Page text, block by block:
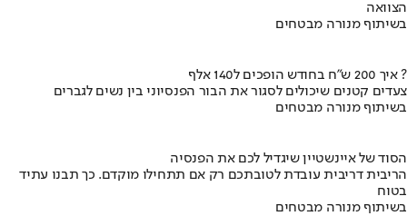
הצוואה
בשיתוף מנורה מבטחים
איך 200 ש"ח בחודש הופכים ל140 אלף ?
צעדים קטנים שיכולים לסגור את הבור הפנסיוני בין נשים לגברים
בשיתוף מנורה מבטחים
הסוד של איינשטיין שיגדיל לכם את הפנסיה
הריבית דריבית עובדת לטובתכם רק אם תתחילו מוקדם. כך תבנו עתיד
בטוח
בשיתוף מנורה מבטחים